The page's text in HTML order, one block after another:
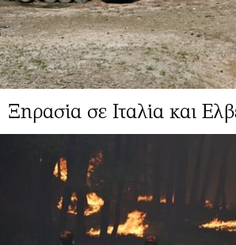
Ξηρασία σε Ιταλία και